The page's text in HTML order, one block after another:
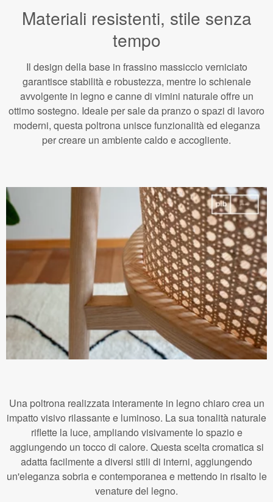
Materiali resistenti, stile senza
tempo
Il design della base in frassino massiccio verniciato
garantisce stabilità e robustezza, mentre lo schienale
avvolgente in legno e canne di vimini naturale offre un
ottimo sostegno. Ideale per sale da pranzo o spazi di lavoro
moderni, questa poltrona unisce funzionalità ed eleganza
per creare un ambiente caldo e accogliente.
Una poltrona realizzata interamente in legno chiaro crea un
impatto visivo rilassante e luminoso. La sua tonalità naturale
riflette la luce, ampliando visivamente lo spazio e
aggiungendo un tocco di calore. Questa scelta cromatica si
adatta facilmente a diversi stili di interni, aggiungendo
un'eleganza sobria e contemporanea e mettendo in risalto le
venature del legno.